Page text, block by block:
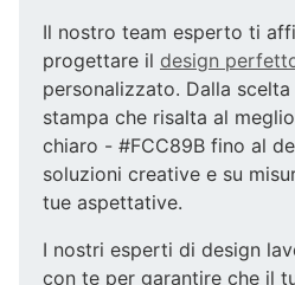
Il nostro team esperto ti
progettare il design
personalizzato. Dalla
stampa che risalta al
chiaro - #FCC89B fino al
soluzioni creative e su
tue aspettative.
I nostri esperti di design
con te per garantire che il